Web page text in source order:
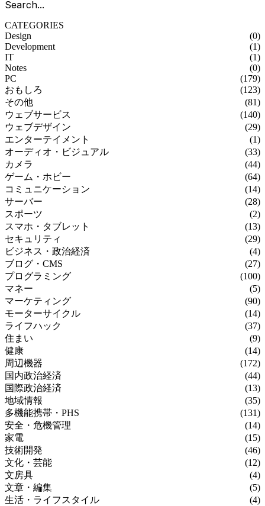
CATEGORIES
Design
(0)
Development
(1)
IT
(1)
Notes
(0)
PC
(179)
おもしろ
(123)
その他
(81)
ウェブサービス
(140)
ウェブデザイン
(29)
エンターテイメント
(1)
オーディオ・ビジュアル
(33)
カメラ
(44)
ゲーム・ホビー
(64)
コミュニケーション
(14)
サーバー
(28)
スポーツ
(2)
スマホ・タブレット
(13)
セキュリティ
(29)
ビジネス・政治経済
(4)
ブログ・CMS
(27)
プログラミング
(100)
マネー
(5)
マーケティング
(90)
モーターサイクル
(14)
ライフハック
(37)
住まい
(9)
健康
(14)
周辺機器
(172)
国内政治経済
(44)
国際政治経済
(13)
地域情報
(35)
多機能携帯・PHS
(131)
安全・危機管理
(14)
家電
(15)
技術開発
(46)
文化・芸能
(12)
文房具
(4)
文章・編集
(5)
生活・ライフスタイル
(4)